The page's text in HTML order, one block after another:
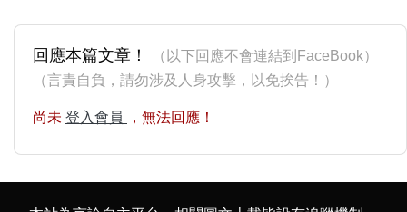
回應本篇文章！
（以下回應不會連結到FaceBook）
（言責自負，請勿涉及人身攻擊，以免挨告！）
尚未 登入會員 ，無法回應！